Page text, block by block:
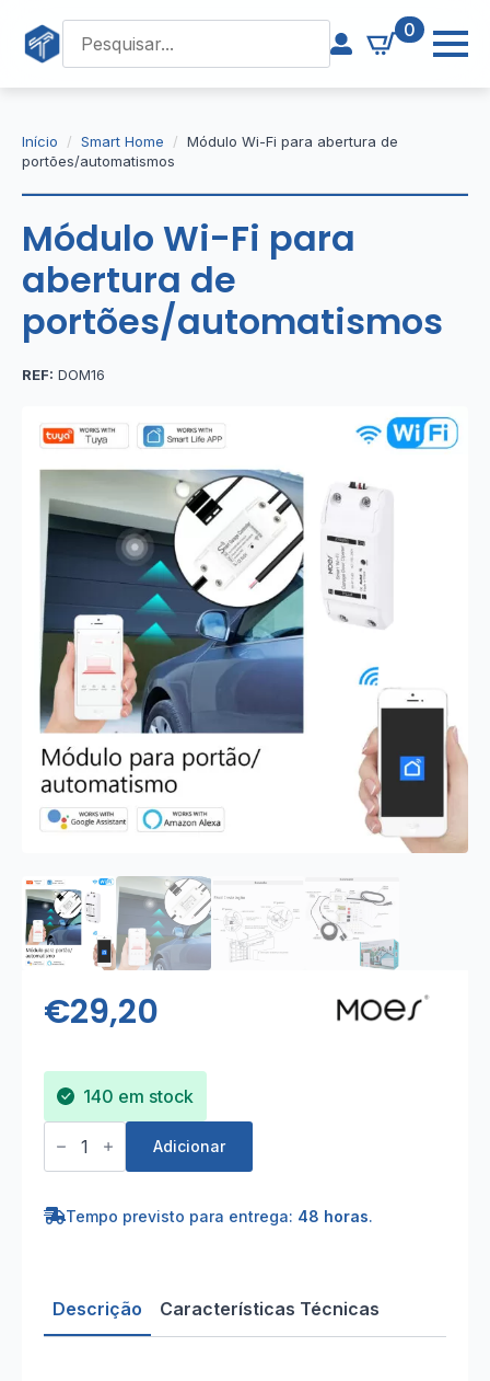
0
Início Smart Home
Módulo Wi-Fi para abertura de
portões/automatismos
Módulo Wi-Fi para
abertura de
portões/automatismos
REF: DOM16
€29,20
140 em stock
Quantidade
de
Módulo
para
Adicionar
Tempo previsto para entrega: 48 horas.
Descrição Características Técnicas